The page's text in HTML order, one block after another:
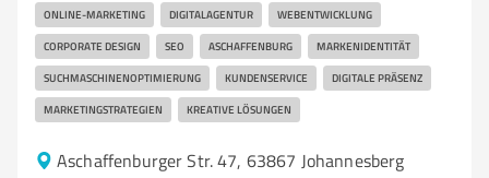
ONLINE-MARKETING DIGITALAGENTUR WEBENTWICKLUNG
CORPORATE DESIGN SEO ASCHAFFENBURG MARKENIDENTITÄT
SUCHMASCHINENOPTIMIERUNG KUNDENSERVICE DIGITALE PRÄSENZ
MARKETINGSTRATEGIEN KREATIVE LÖSUNGEN
Aschaffenburger Str. 47, 63867 Johannesberg